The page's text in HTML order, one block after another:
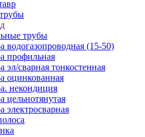
трубы
водогазопроводная (15-50)
профильная
эл/сварная тонкостенная
оцинкованная
некондиция
цельнотянутая
электросварная